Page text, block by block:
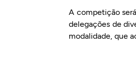
A competição
delegações de
modalidade, que